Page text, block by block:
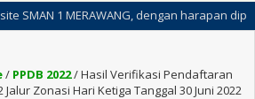
MERAWANG, dengan harapan
/ PPDB 2022/Hasil Verifikasi Pendaftaran
Jalur Zonasi Hari Ketiga Tanggal 30 Juni 2022